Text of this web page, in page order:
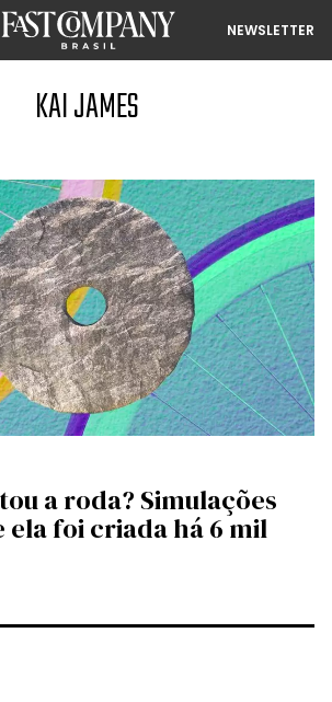
NEWSLETTER
KAI JAMES
a roda? Simulações
ela foi criada há 6 mil